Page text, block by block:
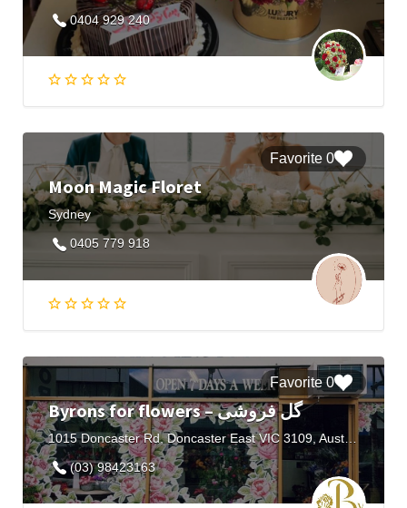
0404 929 240
0 Favorite
Moon Magic Floret
Sydney
0405 779 918
0 Favorite
Byrons for flowers – گل فروشی
(03) 98423163